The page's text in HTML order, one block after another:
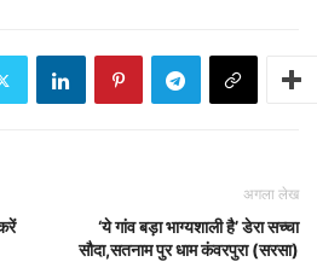
अगला लेख
‘ये गांव बड़ा भाग्यशाली है’ डेरा सच्चा
सौदा,सतनाम पुर धाम कंवरपुरा (सरसा)